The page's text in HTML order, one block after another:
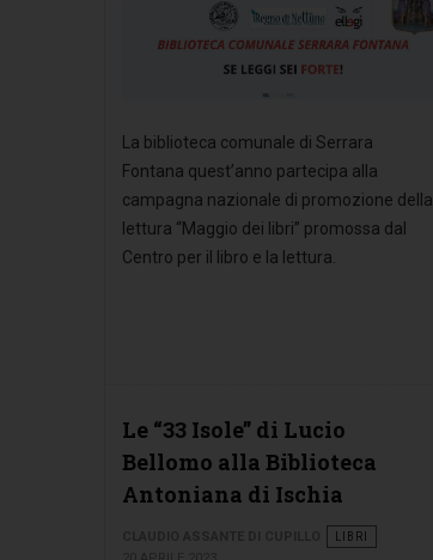
La biblioteca comunale di Serrara
Fontana quest’anno partecipa alla
campagna nazionale di promozione della
lettura “Maggio dei libri” promossa dal
Centro per il libro e la lettura.
Le “33 Isole” di Lucio
Bellomo alla Biblioteca
Antoniana di Ischia
LIBRI